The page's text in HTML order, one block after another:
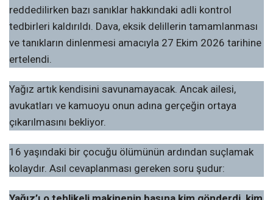
reddedilirken bazı sanıklar hakkındaki adli kontrol
tedbirleri kaldırıldı. Dava, eksik delillerin tamamlanması
ve tanıkların dinlenmesi amacıyla 27 Ekim 2026 tarihine
ertelendi.
Yağız artık kendisini savunamayacak. Ancak ailesi,
avukatları ve kamuoyu onun adına gerçeğin ortaya
çıkarılmasını bekliyor.
16 yaşındaki bir çocuğu ölümünün ardından suçlamak
kolaydır. Asıl cevaplanması gereken soru şudur: